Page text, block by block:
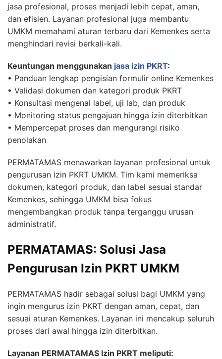
jasa profesional, proses menjadi lebih cepat, aman,
dan efisien. Layanan profesional juga membantu
UMKM memahami aturan terbaru dari Kemenkes serta
menghindari revisi berkali-kali.
Keuntungan menggunakan jasa izin PKRT:
• Panduan lengkap pengisian formulir online Kemenkes
• Validasi dokumen dan kategori produk PKRT
• Konsultasi mengenai label, uji lab, dan produk
• Monitoring status pengajuan hingga izin diterbitkan
• Mempercepat proses dan mengurangi risiko
penolakan
PERMATAMAS menawarkan layanan profesional untuk
pengurusan izin PKRT UMKM. Tim kami memeriksa
dokumen, kategori produk, dan label sesuai standar
Kemenkes, sehingga UMKM bisa fokus
mengembangkan produk tanpa terganggu urusan
administratif.
PERMATAMAS: Solusi Jasa
Pengurusan Izin PKRT UMKM
PERMATAMAS hadir sebagai solusi bagi UMKM yang
ingin mengurus izin PKRT dengan aman, cepat, dan
sesuai aturan Kemenkes. Layanan ini mencakup seluruh
proses dari awal hingga izin diterbitkan.
Layanan PERMATAMAS Izin PKRT meliputi: